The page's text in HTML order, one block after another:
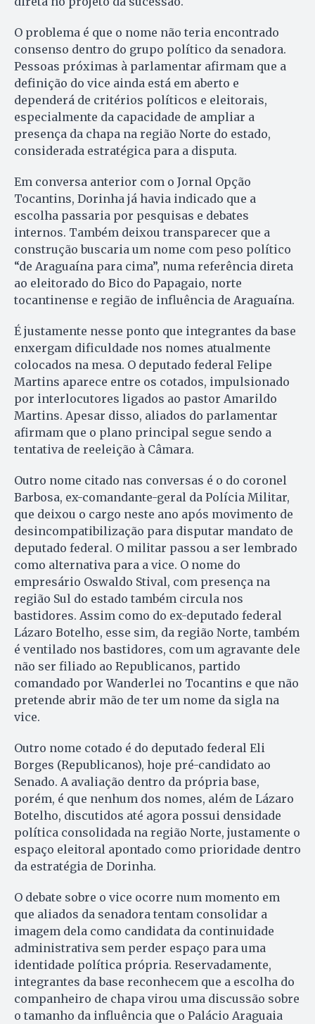
O problema é que o nome não teria encontrado
consenso dentro do grupo político da senadora.
Pessoas próximas à parlamentar afirmam que a
definição do vice ainda está em aberto e
dependerá de critérios políticos e eleitorais,
especialmente da capacidade de ampliar a
presença da chapa na região Norte do estado,
considerada estratégica para a disputa.
Em conversa anterior com o Jornal Opção
Tocantins, Dorinha já havia indicado que a
escolha passaria por pesquisas e debates
internos. Também deixou transparecer que a
construção buscaria um nome com peso político
“de Araguaína para cima”, numa referência direta
ao eleitorado do Bico do Papagaio, norte
tocantinense e região de influência de Araguaína.
É justamente nesse ponto que integrantes da base
enxergam dificuldade nos nomes atualmente
colocados na mesa. O deputado federal Felipe
Martins aparece entre os cotados, impulsionado
por interlocutores ligados ao pastor Amarildo
Martins. Apesar disso, aliados do parlamentar
afirmam que o plano principal segue sendo a
tentativa de reeleição à Câmara.
Outro nome citado nas conversas é o do coronel
Barbosa, ex-comandante-geral da Polícia Militar,
que deixou o cargo neste ano após movimento de
desincompatibilização para disputar mandato de
deputado federal. O militar passou a ser lembrado
como alternativa para a vice. O nome do
empresário Oswaldo Stival, com presença na
região Sul do estado também circula nos
bastidores. Assim como do ex-deputado federal
Lázaro Botelho, esse sim, da região Norte, também
é ventilado nos bastidores, com um agravante dele
não ser filiado ao Republicanos, partido
comandado por Wanderlei no Tocantins e que não
pretende abrir mão de ter um nome da sigla na
vice.
Outro nome cotado é do deputado federal Eli
Borges (Republicanos), hoje pré-candidato ao
Senado. A avaliação dentro da própria base,
porém, é que nenhum dos nomes, além de Lázaro
Botelho, discutidos até agora possui densidade
política consolidada na região Norte, justamente o
espaço eleitoral apontado como prioridade dentro
da estratégia de Dorinha.
O debate sobre o vice ocorre num momento em
que aliados da senadora tentam consolidar a
imagem dela como candidata da continuidade
administrativa sem perder espaço para uma
identidade política própria. Reservadamente,
integrantes da base reconhecem que a escolha do
companheiro de chapa virou uma discussão sobre
o tamanho da influência que o Palácio Araguaia